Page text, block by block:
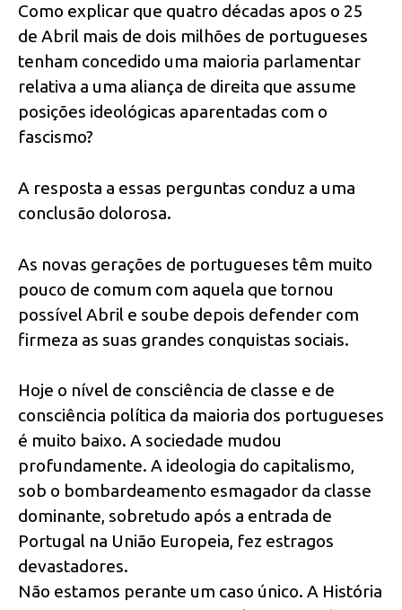
Como explicar que quatro décadas apos o 25
de Abril mais de dois milhões de portugueses
tenham concedido uma maioria parlamentar
relativa a uma aliança de direita que assume
posições ideológicas aparentadas com o
fascismo?
A resposta a essas perguntas conduz a uma
conclusão dolorosa.
As novas gerações de portugueses têm muito
pouco de comum com aquela que tornou
possível Abril e soube depois defender com
firmeza as suas grandes conquistas sociais.
Hoje o nível de consciência de classe e de
consciência política da maioria dos portugueses
é muito baixo. A sociedade mudou
profundamente. A ideologia do capitalismo,
sob o bombardeamento esmagador da classe
dominante, sobretudo após a entrada de
Portugal na União Europeia, fez estragos
devastadores.
Não estamos perante um caso único. A História